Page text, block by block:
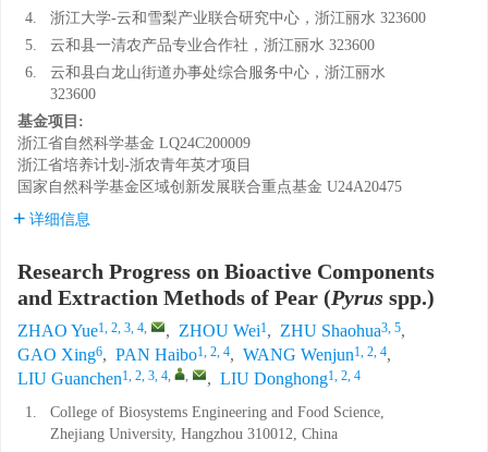
4.
浙江大学-云和雪梨产业联合研究中心，浙江丽水 323600
5.
云和县一清农产品专业合作社，浙江丽水 323600
6.
云和县白龙山街道办事处综合服务中心，浙江丽水
323600
基金项目:
浙江省自然科学基金 LQ24C200009
浙江省培养计划-浙农青年英才项目
国家自然科学基金区域创新发展联合重点基金 U24A20475
详细信息
Research Progress on Bioactive Components
and Extraction Methods of Pear (Pyrus spp.)
ZHAO Yue1, 2, 3, 4, , ZHOU Wei1, ZHU Shaohua3, 5,
GAO Xing6, PAN Haibo1, 2, 4, WANG Wenjun1, 2, 4,
LIU Guanchen1, 2, 3, 4, , , LIU Donghong1, 2, 4
1.
College of Biosystems Engineering and Food Science,
Zhejiang University, Hangzhou 310012, China